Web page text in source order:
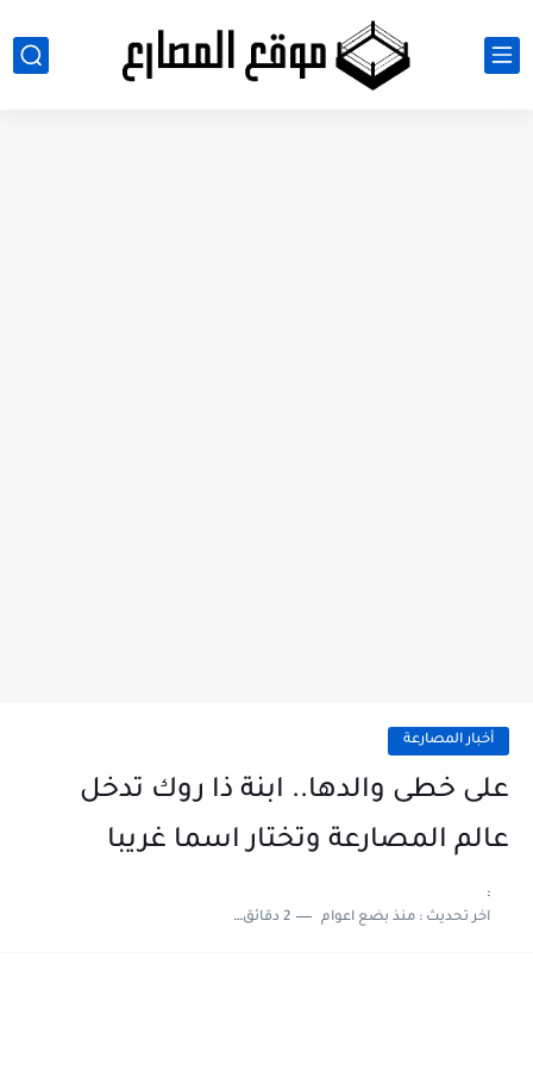
أخبار المصارعة
على خطى والدها.. ابنة ذا روك تدخل
عالم المصارعة وتختار اسما غريبا
:
اخر تحديث :منذ بضع اعوام 2 دقائق للقراءة